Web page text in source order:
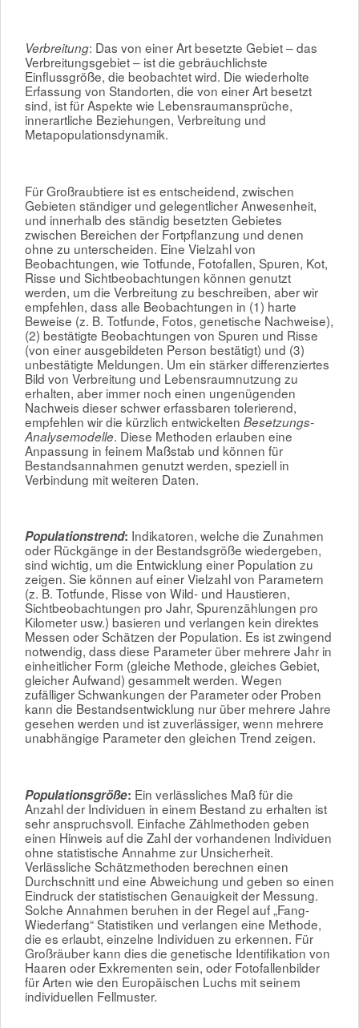
Verbreitung: Das von einer Art besetzte Gebiet – das
Verbreitungsgebiet – ist die gebräuchlichste
Einflussgröße, die beobachtet wird. Die wiederholte
Erfassung von Standorten, die von einer Art besetzt
sind, ist für Aspekte wie Lebensraumansprüche,
innerartliche Beziehungen, Verbreitung und
Metapopulationsdynamik.
Für Großraubtiere ist es entscheidend, zwischen
Gebieten ständiger und gelegentlicher Anwesenheit,
und innerhalb des ständig besetzten Gebietes
zwischen Bereichen der Fortpflanzung und denen
ohne zu unterscheiden. Eine Vielzahl von
Beobachtungen, wie Totfunde, Fotofallen, Spuren, Kot,
Risse und Sichtbeobachtungen können genutzt
werden, um die Verbreitung zu beschreiben, aber wir
empfehlen, dass alle Beobachtungen in (1) harte
Beweise (z. B. Totfunde, Fotos, genetische Nachweise),
(2) bestätigte Beobachtungen von Spuren und Risse
(von einer ausgebildeten Person bestätigt) und (3)
unbestätigte Meldungen. Um ein stärker differenziertes
Bild von Verbreitung und Lebensraumnutzung zu
erhalten, aber immer noch einen ungenügenden
Nachweis dieser schwer erfassbaren tolerierend,
empfehlen wir die kürzlich entwickelten Besetzungs-
Analysemodelle. Diese Methoden erlauben eine
Anpassung in feinem Maßstab und können für
Bestandsannahmen genutzt werden, speziell in
Verbindung mit weiteren Daten.
Populationstrend: Indikatoren, welche die Zunahmen
oder Rückgänge in der Bestandsgröße wiedergeben,
sind wichtig, um die Entwicklung einer Population zu
zeigen. Sie können auf einer Vielzahl von Parametern
(z. B. Totfunde, Risse von Wild- und Haustieren,
Sichtbeobachtungen pro Jahr, Spurenzählungen pro
Kilometer usw.) basieren und verlangen kein direktes
Messen oder Schätzen der Population. Es ist zwingend
notwendig, dass diese Parameter über mehrere Jahr in
einheitlicher Form (gleiche Methode, gleiches Gebiet,
gleicher Aufwand) gesammelt werden. Wegen
zufälliger Schwankungen der Parameter oder Proben
kann die Bestandsentwicklung nur über mehrere Jahre
gesehen werden und ist zuverlässiger, wenn mehrere
unabhängige Parameter den gleichen Trend zeigen.
Populationsgröße: Ein verlässliches Maß für die
Anzahl der Individuen in einem Bestand zu erhalten ist
sehr anspruchsvoll. Einfache Zählmethoden geben
einen Hinweis auf die Zahl der vorhandenen Individuen
ohne statistische Annahme zur Unsicherheit.
Verlässliche Schätzmethoden berechnen einen
Durchschnitt und eine Abweichung und geben so einen
Eindruck der statistischen Genauigkeit der Messung.
Solche Annahmen beruhen in der Regel auf „Fang-
Wiederfang“ Statistiken und verlangen eine Methode,
die es erlaubt, einzelne Individuen zu erkennen. Für
Großräuber kann dies die genetische Identifikation von
Haaren oder Exkrementen sein, oder Fotofallenbilder
für Arten wie den Europäischen Luchs mit seinem
individuellen Fellmuster.